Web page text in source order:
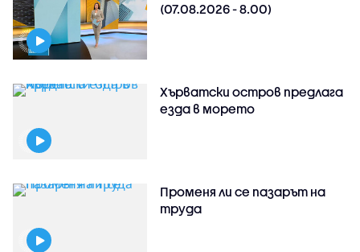
(07.08.2026 - 8.00)
Хърватски остров предлага
езда в морето
Променя ли се пазарът на
труда